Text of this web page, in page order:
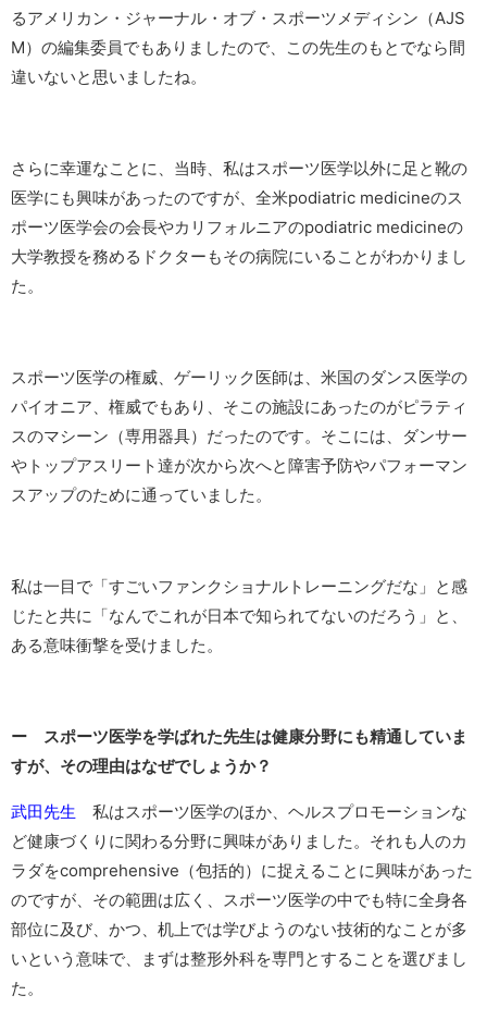
るアメリカン・ジャーナル・オブ・スポーツメディシン（AJS
M）の編集委員でもありましたので、この先生のもとでなら間
違いないと思いましたね。
さらに幸運なことに、当時、私はスポーツ医学以外に足と靴の
医学にも興味があったのですが、全米podiatric medicineのス
ポーツ医学会の会長やカリフォルニアのpodiatric medicineの
大学教授を務めるドクターもその病院にいることがわかりまし
た。
スポーツ医学の権威、ゲーリック医師は、米国のダンス医学の
パイオニア、権威でもあり、そこの施設にあったのがピラティ
スのマシーン（専用器具）だったのです。そこには、ダンサー
やトップアスリート達が次から次へと障害予防やパフォーマン
スアップのために通っていました。
私は一目で「すごいファンクショナルトレーニングだな」と感
じたと共に「なんでこれが日本で知られてないのだろう」と、
ある意味衝撃を受けました。
ー スポーツ医学を学ばれた先生は健康分野にも精通していま
すが、その理由はなぜでしょうか？
武田先生 私はスポーツ医学のほか、ヘルスプロモーションな
ど健康づくりに関わる分野に興味がありました。それも人のカ
ラダをcomprehensive（包括的）に捉えることに興味があった
のですが、その範囲は広く、スポーツ医学の中でも特に全身各
部位に及び、かつ、机上では学びようのない技術的なことが多
いという意味で、まずは整形外科を専門とすることを選びまし
た。